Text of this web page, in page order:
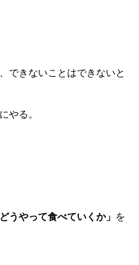
できないことはできないと
やる。
どうやって食べていくか」 を